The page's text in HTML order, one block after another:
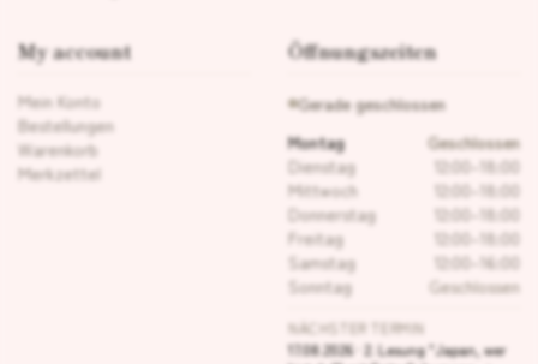
My account
Mein Konto
Bestellungen
Warenkorb
Merkzettel
Öffnungszeiten
Gerade geschlossen
Montag
Geschlossen
Dienstag
12:00–18:00
Mittwoch
12:00–18:00
Donnerstag
12:00–18:00
Freitag
12:00–18:00
Samstag
12:00–16:00
Sonntag
Geschlossen
NÄCHSTER TERMIN
17.08.2026 · 2. Lesung "Japan, wer